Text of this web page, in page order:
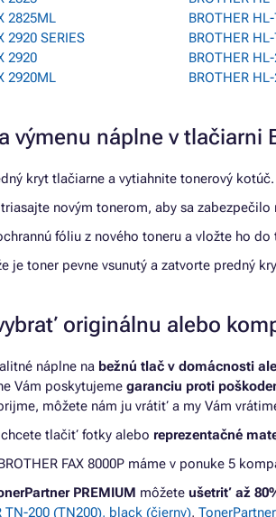
2825ML
2920 SERIES
2920
2920ML
BROTHER
BROTHER
BROTHER
BROTHER
výmenu náplne v tlačiarni
kryt tlačiarne a vytiahnite tonerový kotúč.
novým tonerom, aby sa
fóliu z nového toneru a vložte ho do
je toner pevne vsunutý a zatvorte predný
originálnu alebo
náplne na bežnú tlač v domácnosti
Vám poskytujeme garanciu proti
môžete nám ju vrátiť a my Vám
tlačiť fotky alebo reprezentačné
FAX 8000P máme v ponuke 5
PREMIUM môžete ušetriť až
TN-200 (TN200), black (čierny),